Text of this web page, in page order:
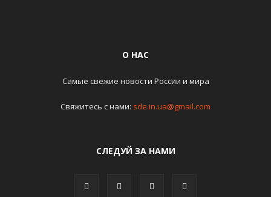
О НАС
Самые свежие новости России и мира
Свяжитесь с нами: sde.in.ua@gmail.com
СЛЕДУЙ ЗА НАМИ